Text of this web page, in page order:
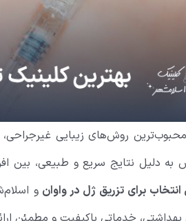
محبوب‌ترین روش‌های زیبایی
به دلیل نتایج سریع و طبیعی، بین
انتخاب برای تزریق ژل در واوانو